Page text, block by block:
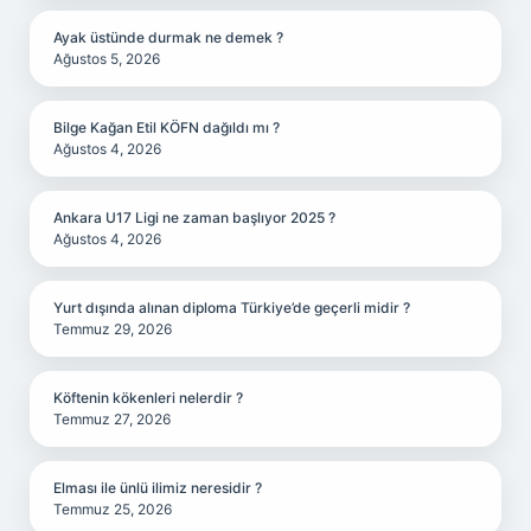
Ayak üstünde durmak ne demek ?
Ağustos 5, 2026
Bilge Kağan Etil KÖFN dağıldı mı ?
Ağustos 4, 2026
Ankara U17 Ligi ne zaman başlıyor 2025 ?
Ağustos 4, 2026
Yurt dışında alınan diploma Türkiye’de geçerli midir ?
Temmuz 29, 2026
Köftenin kökenleri nelerdir ?
Temmuz 27, 2026
Elması ile ünlü ilimiz neresidir ?
Temmuz 25, 2026